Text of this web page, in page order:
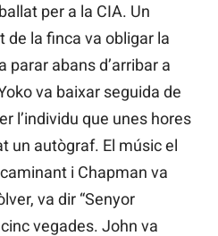
per a la CIA. Un
de la finca va obligar la
parar abans d’arribar a
va baixar seguida de
l’individu que unes hores
un autògraf. El músic el
i Chapman va
va dir “Senyor
vegades. John va